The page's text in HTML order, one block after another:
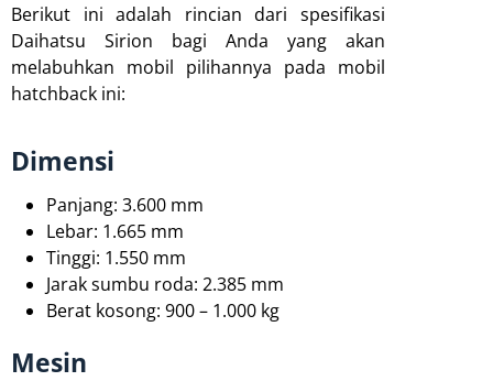
Berikut ini adalah rincian dari spesifikasi
Daihatsu Sirion bagi Anda yang akan
melabuhkan mobil pilihannya pada mobil
hatchback ini:
Dimensi
Panjang: 3.600 mm
Lebar: 1.665 mm
Tinggi: 1.550 mm
Jarak sumbu roda: 2.385 mm
Berat kosong: 900 – 1.000 kg
Mesin